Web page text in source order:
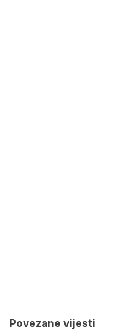
Povezane vijesti